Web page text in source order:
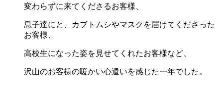
変わらずに来てくださるお客様、
息子達にと、カブトムシやマスクを届けてくださった
お客様、
高校生になった姿を見せてくれたお客様など、
沢山のお客様の暖かい心遣いを感じた一年でした。